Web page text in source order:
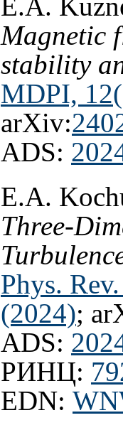
E.A.
Magnetic
stability
MDPI,
arXiv:
ADS:
E.A.
Three-
Phys.
(2024);
ADS:
РИНЦ:
EDN: